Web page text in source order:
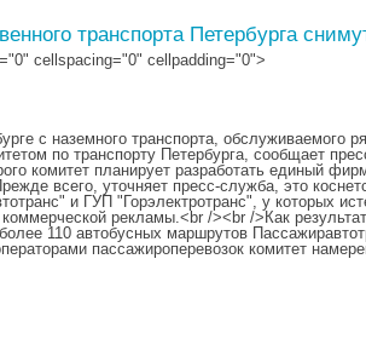
транспорта Петербурга
cellspacing="0" cellpadding="0">
с наземного транспорта, обслуживаемого
по транспорту Петербурга, сообщает
комитет планирует разработать единый
всего, уточняет пресс-служба, это
и ГУП "Горэлектротранс", у которых
рекламы.<br /><br />Как
110 автобусных маршрутов
пассажироперевозок комитет